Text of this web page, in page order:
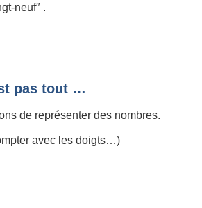
neuf″ .
pas tout …
de représenter des nombres.
avec les doigts…)